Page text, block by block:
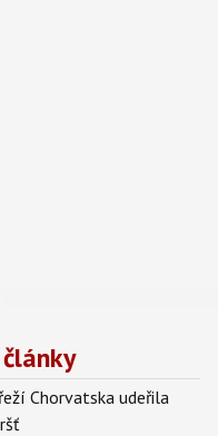
Chorvatska udeřila